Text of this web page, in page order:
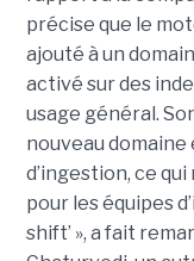
précise que le
ajouté à un
activé sur des
usage général.
nouveau domaine
d’ingestion, ce
pour les équipes
shift’ », a fait